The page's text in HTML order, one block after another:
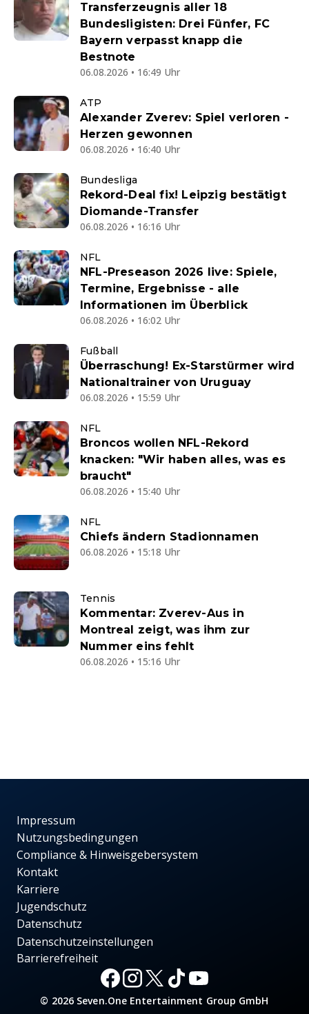
Transferzeugnis aller 18
Bundesligisten: Drei Fünfer, FC
Bayern verpasst knapp die
Bestnote
06.08.2026 • 16:49 Uhr
ATP
Alexander Zverev: Spiel verloren -
Herzen gewonnen
06.08.2026 • 16:40 Uhr
Bundesliga
Rekord-Deal fix! Leipzig bestätigt
Diomande-Transfer
06.08.2026 • 16:16 Uhr
NFL
NFL-Preseason 2026 live: Spiele,
Termine, Ergebnisse - alle
Informationen im Überblick
06.08.2026 • 16:02 Uhr
Fußball
Überraschung! Ex-Starstürmer wird
Nationaltrainer von Uruguay
06.08.2026 • 15:59 Uhr
NFL
Broncos wollen NFL-Rekord
knacken: "Wir haben alles, was es
braucht"
06.08.2026 • 15:40 Uhr
NFL
Chiefs ändern Stadionnamen
06.08.2026 • 15:18 Uhr
Tennis
Kommentar: Zverev-Aus in
Montreal zeigt, was ihm zur
Nummer eins fehlt
06.08.2026 • 15:16 Uhr
Impressum
Nutzungsbedingungen
Compliance & Hinweisgebersystem
Kontakt
Karriere
Jugendschutz
Datenschutz
Datenschutzeinstellungen
Barrierefreiheit
© 2026 Seven.One Entertainment Group GmbH